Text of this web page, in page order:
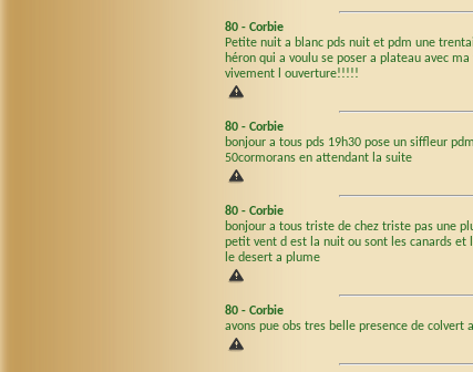
80 - Corbie
Petite nuit a blanc pds nuit et pdm une
héron qui a voulu se poser a plateau avec
vivement l ouverture!!!!!
80 - Corbie
bonjour a tous pds 19h30 pose un siffleur
50cormorans en attendant la suite
80 - Corbie
bonjour a tous triste de chez triste pas une
petit vent d est la nuit ou sont les canards et
le desert a plume
80 - Corbie
avons pue obs tres belle presence de colvert